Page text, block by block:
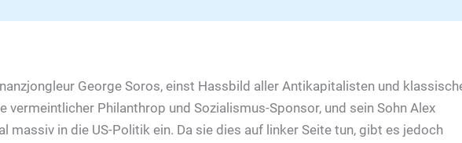
George Soros, einst Hassbild aller Antikapitalisten und
vermeintlicher Philanthrop und Sozialismus-Sponsor, und sein Sohn Alex
massiv in die US-Politik ein. Da sie dies auf linker Seite tun, gibt es jedoch